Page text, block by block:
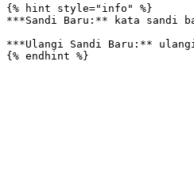
{% hint style="info" %}
***Sandi Baru:** kata sandi
***Ulangi Sandi Baru:**